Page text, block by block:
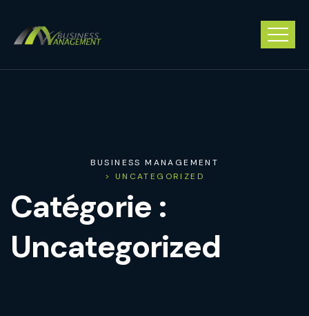
BUSINESS MANAGEMENT
> UNCATEGORIZED
Catégorie :
Uncategorized